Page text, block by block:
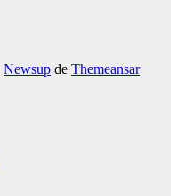
Newsup de Themeansar